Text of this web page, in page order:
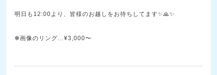
明日も12:00より、皆様のお越しをお待ちしてます✨🙏✨
✻画像のリング…¥3,000〜